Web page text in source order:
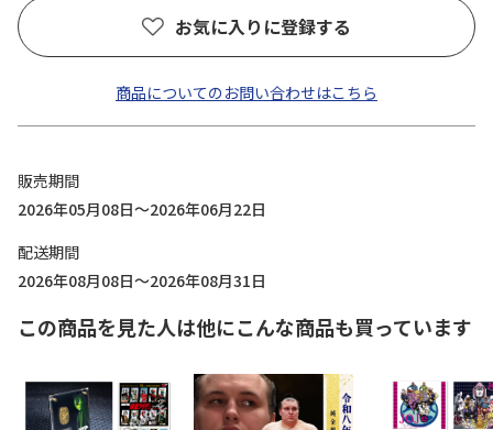
お気に入りに登録する
商品についてのお問い合わせはこちら
販売期間
2026年05月08日～2026年06月22日
配送期間
2026年08月08日～2026年08月31日
この商品を見た人は他にこんな商品も買っています